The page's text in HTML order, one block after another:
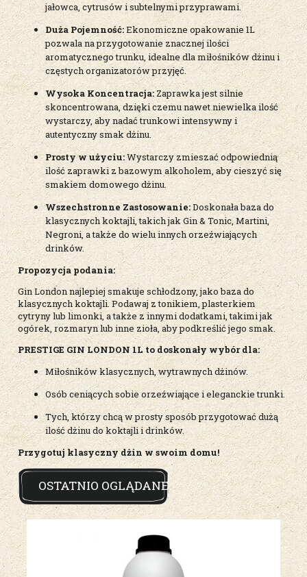
jałowca, cytrusów i subtelnymi przyprawami.
Duża Pojemność:Ekonomiczne opakowanie 1L
pozwala na przygotowanie znacznej ilości
aromatycznego trunku, idealne dla miłośników dżinu i
częstych organizatorów przyjęć.
Wysoka Koncentracja: Zaprawka jest silnie
skoncentrowana, dzięki czemu nawet niewielka ilość
wystarczy, aby nadać trunkowi intensywny i
autentyczny smak dżinu.
Prosty w użyciu:Wystarczy zmieszać odpowiednią
ilość zaprawki z bazowym alkoholem, aby cieszyć się
smakiem domowego dżinu.
Wszechstronne Zastosowanie:Doskonała baza do
klasycznych koktajli, takich jak Gin & Tonic, Martini,
Negroni, a także do wielu innych orzeźwiających
drinków.
Propozycja podania:
Gin London najlepiej smakuje schłodzony, jako baza do
klasycznych koktajli. Podawaj z tonikiem, plasterkiem
cytryny lub limonki, a także z innymi dodatkami, takimi jak
ogórek, rozmaryn lub inne zioła, aby podkreślić jego smak.
PRESTIGE GIN LONDON 1L to doskonały wybór dla:
Miłośników klasycznych, wytrawnych dżinów.
Osób ceniących sobie orzeźwiające i eleganckie trunki.
Tych, którzy chcą w prosty sposób przygotować dużą
ilość dżinu do koktajli i drinków.
Przygotuj klasyczny dżin w swoim domu!
OSTATNIO OGLĄDANE